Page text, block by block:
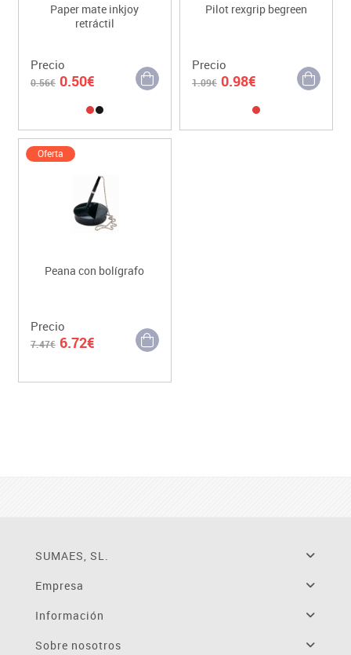
Paper mate inkjoy
retráctil
Precio
0.56€ 0.50€
Pilot rexgrip begreen
Precio
1.09€ 0.98€
Oferta
Peana con bolígrafo
Precio
7.47€ 6.72€
SUMAES, SL.
Empresa
Información
Sobre nosotros